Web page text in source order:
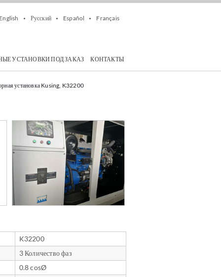
English Русский Español Français
УСТАНОВКИ ПОД ЗАКАЗ КОНТАКТЫ
установка Kusing, K32200
K32200
3 Количество фаз
0.8 cosØ